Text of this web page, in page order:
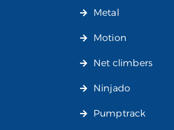
Metal
Motion
Net climbers
Ninjado
Pumptrack